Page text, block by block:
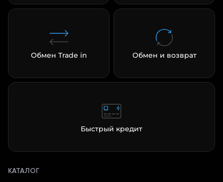
Обмен Trade in Обмен и возврат
Быстрый кредит
КАТАЛОГ